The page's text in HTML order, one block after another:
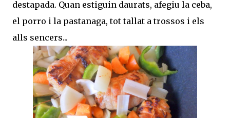
destapada. Quan estiguin daurats, afegiu la ceba,
el porro i la pastanaga, tot tallat a trossos i els
alls sencers...